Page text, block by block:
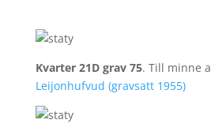
Kvarter 21D grav 75. Till minne
Leijonhufvud (gravsatt 1955)